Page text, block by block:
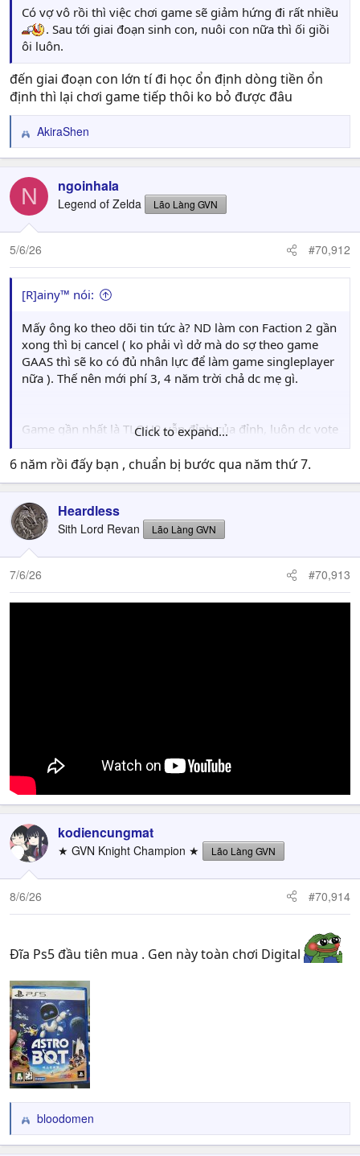
Có vợ vô rồi thì việc chơi game sẽ giảm hứng đi rất nhiều
. Sau tới giai đoạn sinh con, nuôi con nữa thì ối giồi
ôi luôn.
đến giai đoạn con lớn tí đi học ổn định dòng tiền ổn
định thì lại chơi game tiếp thôi ko bỏ được đâu
R
e
c
i
o
n
:
AkiraShen
N ngoinhala
Legend of Zelda Lão Làng GVN
5/6/26 #70,912
[R]ainy™ nói:
Mấy ông ko theo dõi tin tức à? ND làm con Faction 2 gần
xong thì bị cancel ( ko phải vì dở mà do sợ theo game
GAAS thì sẽ ko có đủ nhân lực để làm game singleplayer
nữa ). Thế nên mới phí 3, 4 năm trời chả dc mẹ gì.
Game gần nhất là TLOU2 vẫn đỉnh của đỉnh, luôn dc vote
rất nhiều trong list GOTC, có phải flop như tụi Betha,
Bioware,..các kiểu đâu mà bảo ăn mày quá khứ cha.
Click to expand...
6 năm rồi đấy bạn , chuẩn bị bước qua năm thứ 7.
Heardless
Sith Lord Revan Lão Làng GVN
7/6/26 #70,913
kodiencungmat
★ GVN Knight Champion ★ Lão Làng GVN
8/6/26 #70,914
Đĩa Ps5 đầu tiên mua . Gen này toàn chơi Digital
R
e
bloodomen